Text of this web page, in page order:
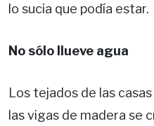
lo sucia que podía estar.
No sólo llueve agua
Los tejados de las
las vigas de madera se